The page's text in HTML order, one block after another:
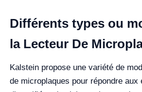
Différents types ou
la Lecteur De
Kalstein propose une variété de
de microplaques pour répondre aux